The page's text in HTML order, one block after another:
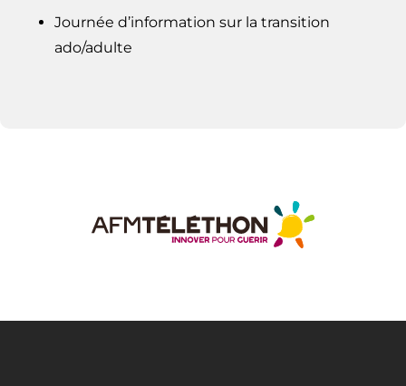
Journée d’information sur la transition
ado/adulte